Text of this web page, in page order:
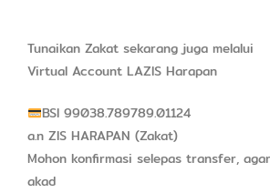
Tunaikan Zakat sekarang juga melalui
Virtual Account LAZIS Harapan
BSI 99038.789789.01124
a.n ZIS HARAPAN (Zakat)
Mohon konfirmasi selepas transfer,
akad